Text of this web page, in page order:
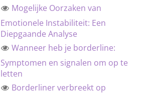
Mogelijke Oorzaken van
Emotionele Instabiliteit: Een
Diepgaande Analyse
Wanneer heb je borderline:
Symptomen en signalen om op te
letten
Borderliner verbreekt op